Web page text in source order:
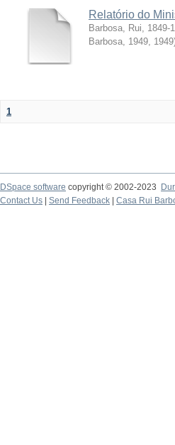
Relatório do
Barbosa, Rui, 1849-
Barbosa, 1949, 1949
1
DSpace software copyright © 2002-2023
Contact Us
Send Feedback Casa Rui